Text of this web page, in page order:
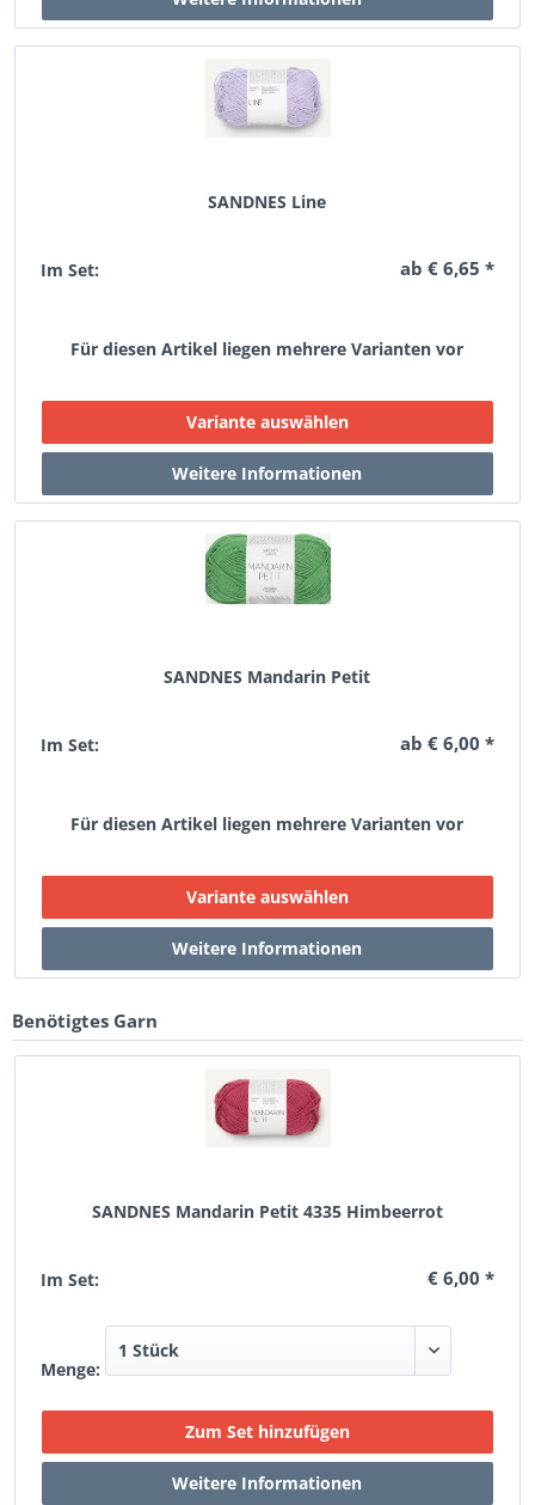
SANDNES Line
Im Set: ab € 6,65 *
Für diesen Artikel liegen mehrere Varianten vor
SANDNES Mandarin Petit
Im Set: ab € 6,00 *
Für diesen Artikel liegen mehrere Varianten vor
Benötigtes Garn
SANDNES Mandarin Petit 4335 Himbeerrot
Im Set: € 6,00 *
Menge: